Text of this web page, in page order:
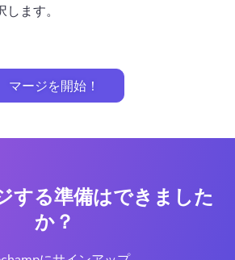
します。
マージを開始！
する準備はできました
か？